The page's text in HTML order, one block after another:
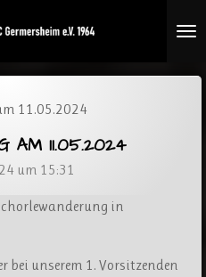
11.05.2024
AM 11.05.2024
um 15:31
in
unserem 1. Vorsitzenden